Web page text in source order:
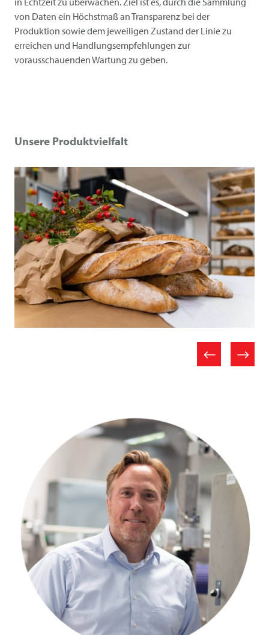
von Daten ein Höchstmaß an Transparenz bei der
Produktion sowie dem jeweiligen Zustand der Linie zu
erreichen und Handlungsempfehlungen zur
vorausschauenden Wartung zu geben.
Unsere Produktvielfalt